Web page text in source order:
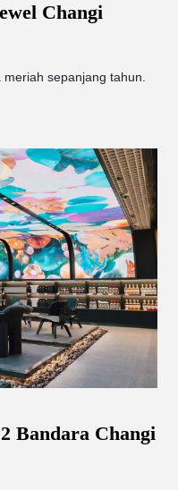
Changi
sepanjang tahun.
Bandara Changi